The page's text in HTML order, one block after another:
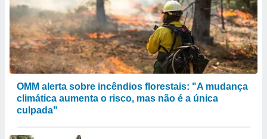
OMM alerta sobre incêndios florestais: "A mudança
climática aumenta o risco, mas não é a única
culpada"